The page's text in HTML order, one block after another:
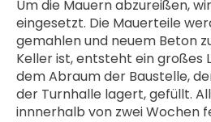
Um die Mauern abzureißen,
eingesetzt. Die Mauerteile
gemahlen und neuem Beton
Keller ist, entsteht ein großes
dem Abraum der Baustelle,
der Turnhalle lagert, gefüllt.
innnerhalb von zwei Wochen